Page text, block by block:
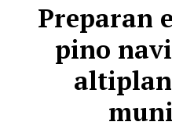
Preparan
pino